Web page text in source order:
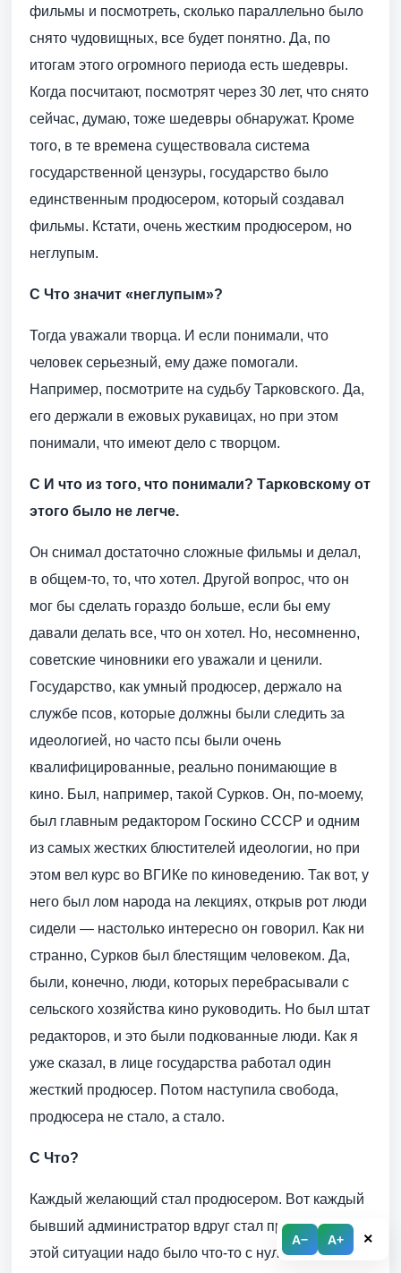
A− A+ ×
фильмы и посмотреть, сколько параллельно было
снято чудовищных, все будет понятно. Да, по
итогам этого огромного периода есть шедевры.
Когда посчитают, посмотрят через 30 лет, что снято
сейчас, думаю, тоже шедевры обнаружат. Кроме
того, в те времена существовала система
государственной цензуры, государство было
единственным продюсером, который создавал
фильмы. Кстати, очень жестким продюсером, но
неглупым.
С Что значит «неглупым»?
Тогда уважали творца. И если понимали, что
человек серьезный, ему даже помогали.
Например, посмотрите на судьбу Тарковского. Да,
его держали в ежовых рукавицах, но при этом
понимали, что имеют дело с творцом.
С И что из того, что понимали? Тарковскому от
этого было не легче.
Он снимал достаточно сложные фильмы и делал,
в общем-то, то, что хотел. Другой вопрос, что он
мог бы сделать гораздо больше, если бы ему
давали делать все, что он хотел. Но, несомненно,
советские чиновники его уважали и ценили.
Государство, как умный продюсер, держало на
службе псов, которые должны были следить за
идеологией, но часто псы были очень
квалифицированные, реально понимающие в
кино. Был, например, такой Сурков. Он, по-моему,
был главным редактором Госкино СССР и одним
из самых жестких блюстителей идеологии, но при
этом вел курс во ВГИКе по киноведению. Так вот, у
него был лом народа на лекциях, открыв рот люди
сидели — настолько интересно он говорил. Как ни
странно, Сурков был блестящим человеком. Да,
были, конечно, люди, которых перебрасывали с
сельского хозяйства кино руководить. Но был штат
редакторов, и это были подкованные люди. Как я
уже сказал, в лице государства работал один
жесткий продюсер. Потом наступила свобода,
продюсера не стало, а стало.
С Что?
Каждый желающий стал продюсером. Вот каждый
бывший администратор вдруг стал продюсером! В
этой ситуации надо было что-то с нуля построить.